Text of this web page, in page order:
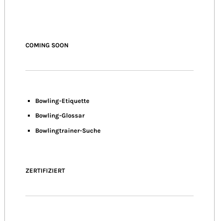
COMING SOON
Bowling-Etiquette
Bowling-Glossar
Bowlingtrainer-Suche
ZERTIFIZIERT